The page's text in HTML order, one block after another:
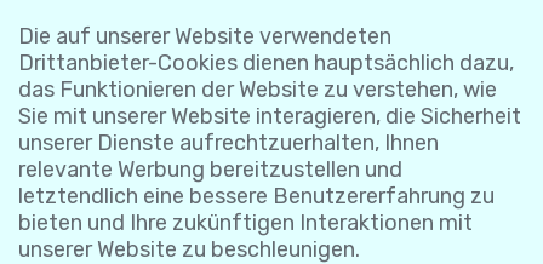
Die auf unserer Website verwendeten
Drittanbieter-Cookies dienen hauptsächlich dazu,
das Funktionieren der Website zu verstehen, wie
Sie mit unserer Website interagieren, die Sicherheit
unserer Dienste aufrechtzuerhalten, Ihnen
relevante Werbung bereitzustellen und
letztendlich eine bessere Benutzererfahrung zu
bieten und Ihre zukünftigen Interaktionen mit
unserer Website zu beschleunigen.